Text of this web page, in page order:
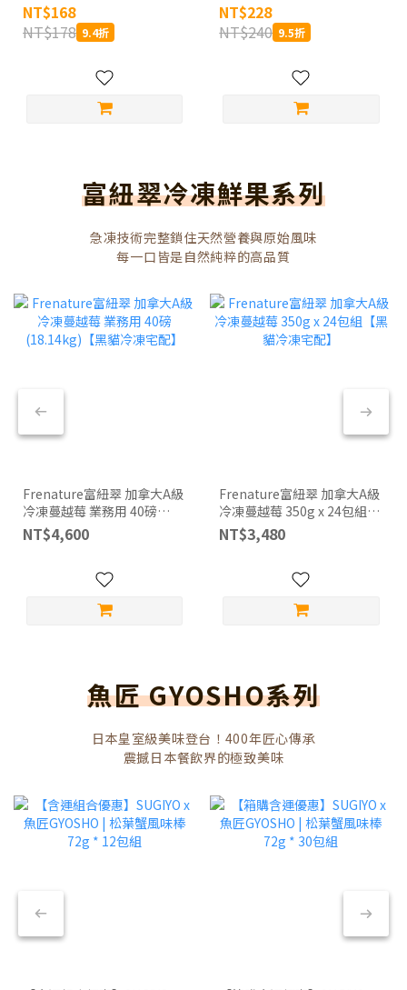
NT$168
NT$178 9.4折
NT$228
NT$240 9.5折
富紐翠冷凍鮮果系列
急凍技術完整鎖住天然營養與原始風味
每一口皆是自然純粹的高品質
Frenature富紐翠 加拿大A級
冷凍蔓越莓 業務用 40磅
(18.14kg)【黑貓冷凍宅配】
NT$4,600
Frenature富紐翠 加拿大A級
冷凍蔓越莓 350g x 24包組
【黑貓冷凍宅配】
NT$3,480
魚匠 GYOSHO系列
日本皇室級美味登台！400年匠心傳承
震撼日本餐飲界的極致美味